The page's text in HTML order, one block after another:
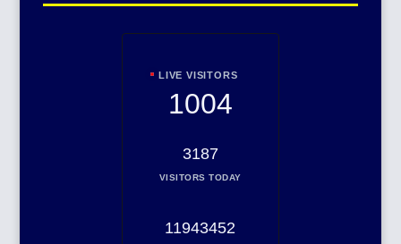
LIVE VISITORS
1004
3187
VISITORS TODAY
11943452